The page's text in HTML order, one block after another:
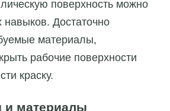
поверхность можно
навыков. Достаточно
материалы,
рабочие поверхности
краску.
и материалы